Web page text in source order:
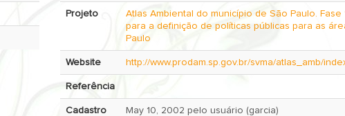
Projeto
Atlas Ambiental do município de São Paulo.
para a definição de políticas públicas para as
Paulo
Website http://www.prodam.sp.gov.br/svma/atlas_amb/
Referência
Cadastro May 10, 2002 pelo usuário (garcia)